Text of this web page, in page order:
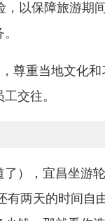
以保障旅游期
尊重当地文化
交往。
），宜昌坐游
有两天的时间自